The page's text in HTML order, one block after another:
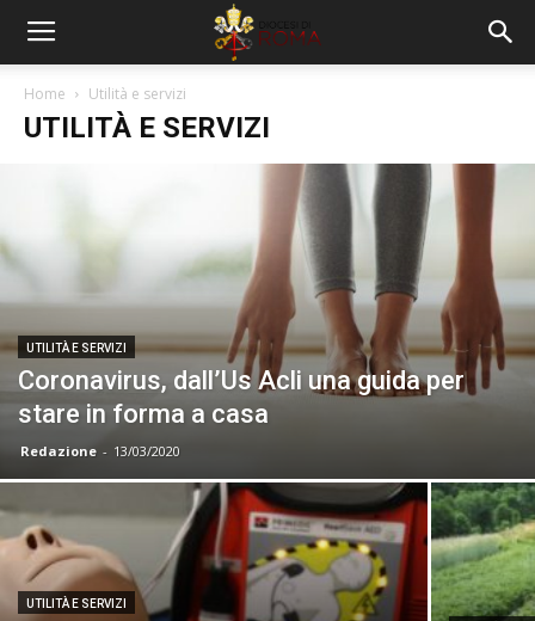
Home Utilità e servizi
UTILITÀ E SERVIZI
UTILITÀ E SERVIZI
Coronavirus, dall’Us Acli una guida per
stare in forma a casa
Redazione - 13/03/2020
UTILITÀ E SERVIZI